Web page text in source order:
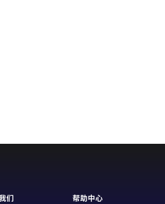
帮助中心
们